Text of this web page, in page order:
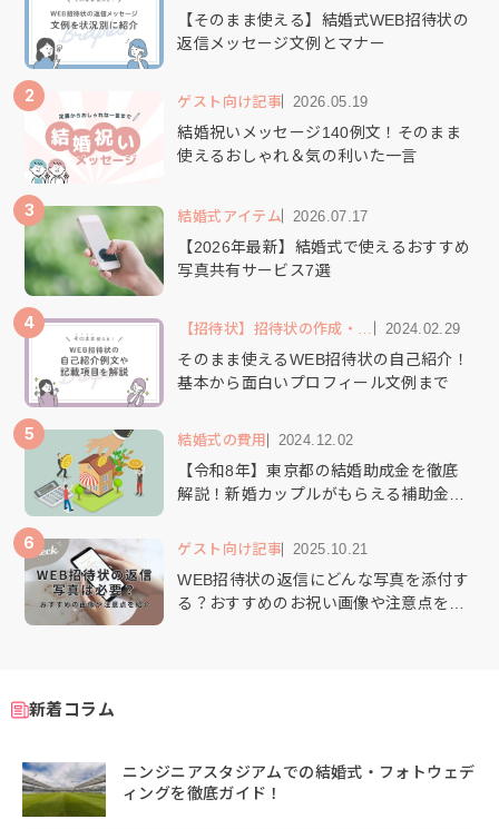
【そのまま使える】結婚式WEB招待状の
返信メッセージ文例とマナー
2 ゲスト向け記事 2026.05.19
結婚祝いメッセージ140例文！そのまま
使えるおしゃれ＆気の利いた一言
3 結婚式アイテム 2026.07.17
【2026年最新】結婚式で使えるおすすめ
写真共有サービス7選
4
【招待状】招待状の作成・送
り方
2024.02.29
そのまま使えるWEB招待状の自己紹介！
基本から面白いプロフィール文例まで
5 結婚式の費用 2024.12.02
【令和8年】東京都の結婚助成金を徹底
解説！新婚カップルがもらえる補助金・
6 ゲスト向け記事 2025.10.21
WEB招待状の返信にどんな写真を添付す
る？おすすめのお祝い画像や注意点を解
新着コラム
ニンジニアスタジアムでの結婚式・フォトウェデ
ィングを徹底ガイド！